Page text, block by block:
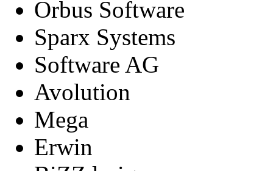
Orbus Software
Sparx Systems
Software AG
Avolution
Mega
Erwin